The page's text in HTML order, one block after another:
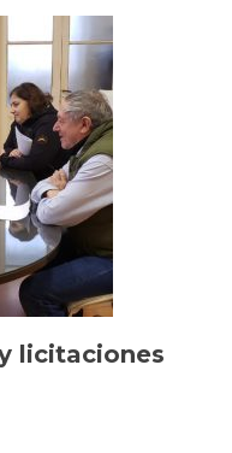
la
Bandera
licitaciones